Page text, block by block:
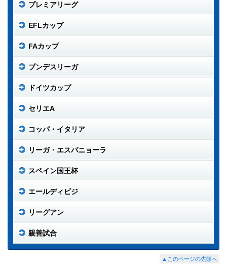
プレミアリーグ
EFLカップ
FAカップ
ブンデスリーガ
ドイツカップ
セリエA
コッパ・イタリア
リーガ・エスパニョーラ
スペイン国王杯
エールディビジ
リーグアン
親善試合
▲このページの先頭へ